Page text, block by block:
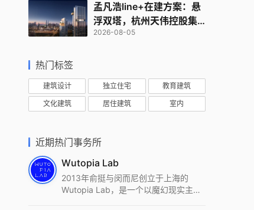
孟凡浩line+在建方案：悬
浮双塔，杭州天伟控股集
团总部
2026-08-05
热门标签
建筑设计 独立住宅 教育建筑
文化建筑 居住建筑 室内
近期热门事务所
Wutopia Lab
2013年俞挺与闵而尼创立于上海的
Wutopia Lab，是一个以魔幻现实主